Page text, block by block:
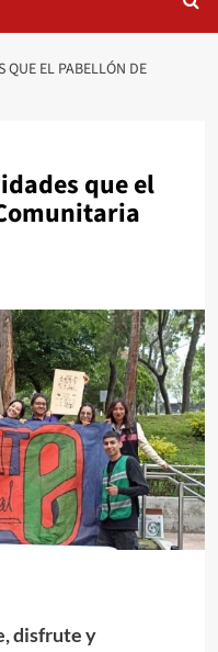
QUE EL PABELLÓN DE
que el
disfrute y